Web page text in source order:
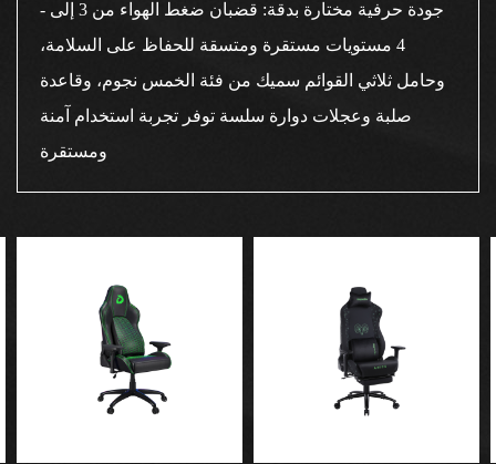
- جودة حرفية مختارة بدقة: قضبان ضغط الهواء من 3 إلى
4 مستويات مستقرة ومتسقة للحفاظ على السلامة،
وحامل ثلاثي القوائم سميك من فئة الخمس نجوم، وقاعدة
صلبة وعجلات دوارة سلسة توفر تجربة استخدام آمنة
ومستقرة